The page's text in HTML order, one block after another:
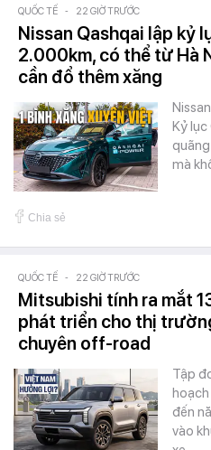
QUỐC TẾ - 22 GIỜ TRƯỚC
Nissan Qashqai lập kỷ
2.000km, có thể từ Hà
cần đổ thêm xăng
Kỷ lục
mà
Chia sẻ
QUỐC TẾ - 22 GIỜ TRƯỚC
Mitsubishi tính ra mắt
phát triển cho thị
chuyên off-road
Tập
đến
vào